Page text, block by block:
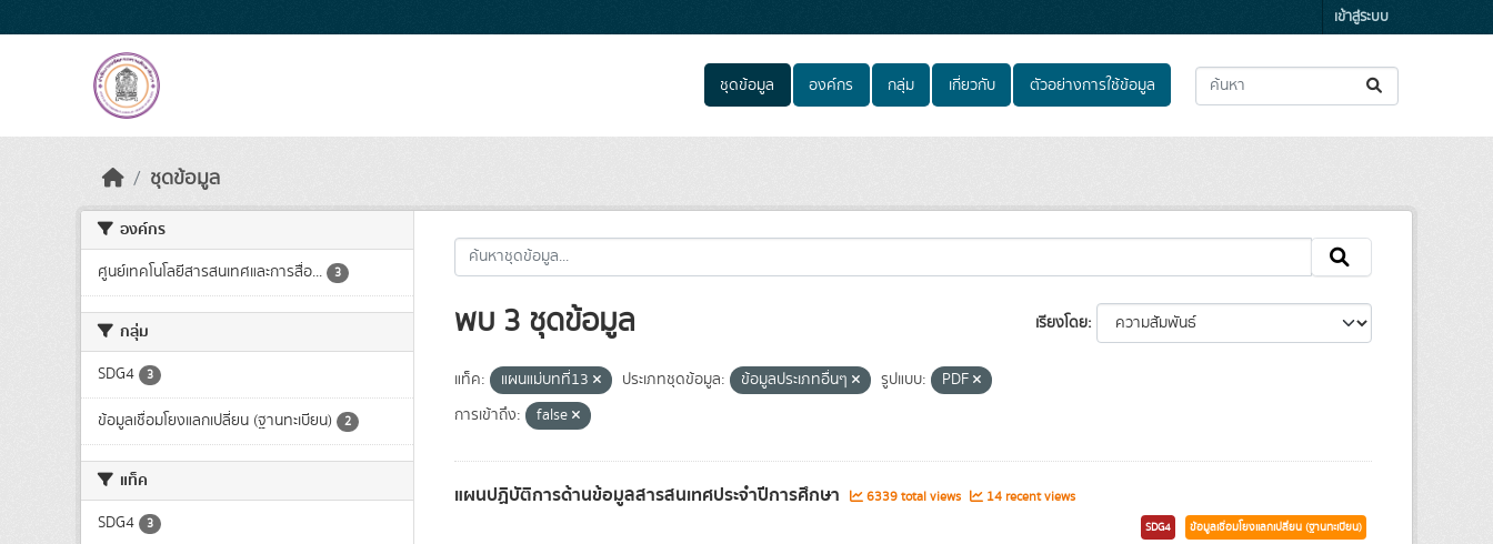
เข้าสู่ระบบ
ชุดข้อมูล องค์กร กลุ่ม เกี่ยวกับ ตัวอย่างการใช้ข้อมูล
ชุดข้อมูล
องค์กร
ศูนย์เทคโนโลยีสารสนเทศและการสื่อ... 3
กลุ่ม
SDG4 3
ข้อมูลเชื่อมโยงแลกเปลี่ยน (ฐานทะเบียน) 2
แท็ค
SDG4 3
เรียงโดย
พบ 3 ชุดข้อมูล
แท็ค: แผนแม่บทที่13 ประเภทชุดข้อมูล: ข้อมูลประเภทอื่นๆ รูปแบบ:
PDF
การเข้าถึง:
false
แผนปฏิบัติการด้านข้อมูลสารสนเทศประจำปีการศึกษา 6339 total views 14 recent views
SDG4 ข้อมูลเชื่อมโยงแลกเปลี่ยน (ฐานทะเบียน)